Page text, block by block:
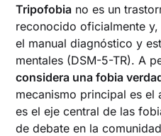
Tripofobia no es un
reconocido oficialmente
el manual diagnóstico y
mentales (DSM-5-TR). A
considera una fobia
mecanismo principal es
es el eje central de las
de debate en la